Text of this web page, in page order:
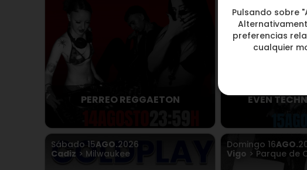
Pulsando sobre
preferencias
cualquier
PERREO REGGAETON EVEN
Sábado 15AGO.2026
Cadiz > Milwaukee
Domingo 16AGO.
Vigo > Parque de